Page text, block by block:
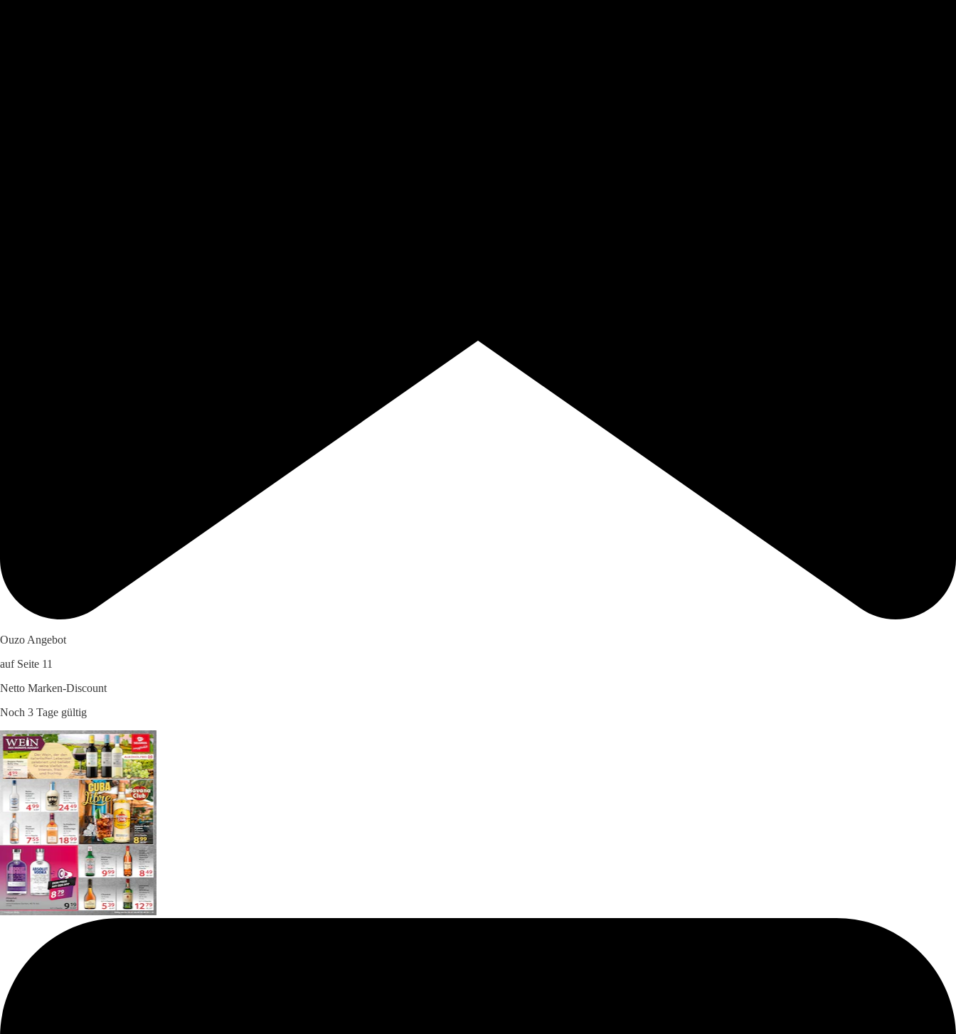
Ouzo Angebot
auf Seite 11
Netto Marken-Discount
Noch 3 Tage gültig